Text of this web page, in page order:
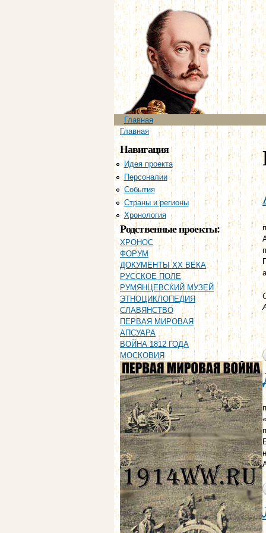
Главное меню
Главная
Вы здесь
Главная
Навигация
Идея проекта
Персоналии
События
Страны и регионы
Хронология
Родственные проекты:
ХРОНОС
ФОРУМ
ДОКУМЕНТЫ XX ВЕКА
РУССКОЕ ПОЛЕ
РУМЯНЦЕВСКИЙ МУЗЕЙ
ЭТНОЦИКЛОПЕДИЯ
СЛАВЯНСТВО
ПЕРВАЯ МИРОВАЯ
АПСУАРА
ВОЙНА 1812 ГОДА
МОСКОВИЯ